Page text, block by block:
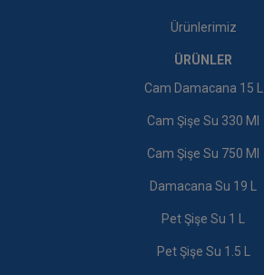
Ürünlerimiz
ÜRÜNLER
Cam Damacana 15 L
Cam Şişe Su 330 Ml
Cam Şişe Su 750 Ml
Damacana Su 19 L
Pet Şişe Su 1 L
Pet Şişe Su 1.5 L